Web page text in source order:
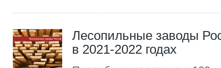
Лесопильные заводы
в 2021-2022 годах